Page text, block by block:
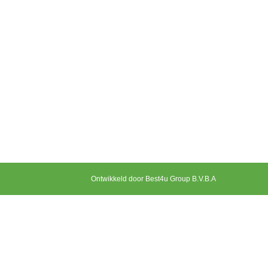
Ontwikkeld door Best4u Group B.V.B.A